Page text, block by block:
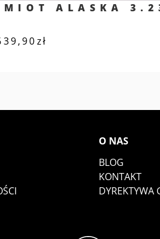
ALASKA
zł
O NAS
BLOG
KONTAKT
DYREKTYWA